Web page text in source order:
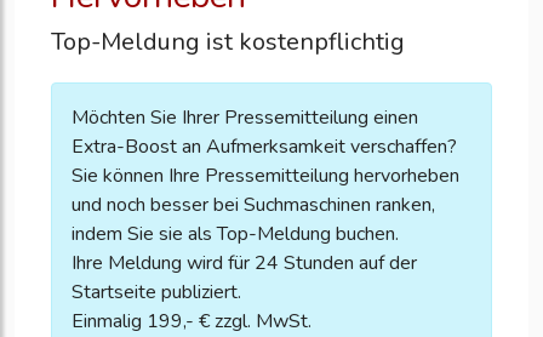
Top-Meldung ist kostenpflichtig
Möchten Sie Ihrer Pressemitteilung einen
Extra-Boost an Aufmerksamkeit verschaffen?
Sie können Ihre Pressemitteilung hervorheben
und noch besser bei Suchmaschinen ranken,
indem Sie sie als Top-Meldung buchen.
Ihre Meldung wird für 24 Stunden auf der
Startseite publiziert.
Einmalig 199,- € zzgl. MwSt.